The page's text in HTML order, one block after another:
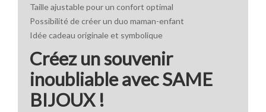
Taille ajustable pour un confort optimal
Possibilité de créer un duo maman-enfant
Idée cadeau originale et symbolique
Créez un souvenir
inoubliable avec SAME
BIJOUX !